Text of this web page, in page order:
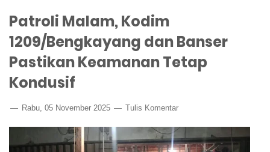
Patroli Malam, Kodim
1209/Bengkayang dan Banser
Pastikan Keamanan Tetap
Kondusif
Rabu, 05 November 2025 Tulis Komentar